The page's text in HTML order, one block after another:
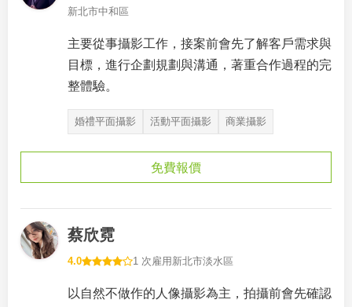
新北市中和區
主要從事攝影工作，接案前會先了解客戶需求與
目標，進行企劃規劃與溝通，著重合作過程的完
整體驗。
婚禮平面攝影 活動平面攝影 商業攝影
免費報價
蔡欣霓
4.0 1 次雇用 新北市淡水區
以自然不做作的人像攝影為主，拍攝前會先確認